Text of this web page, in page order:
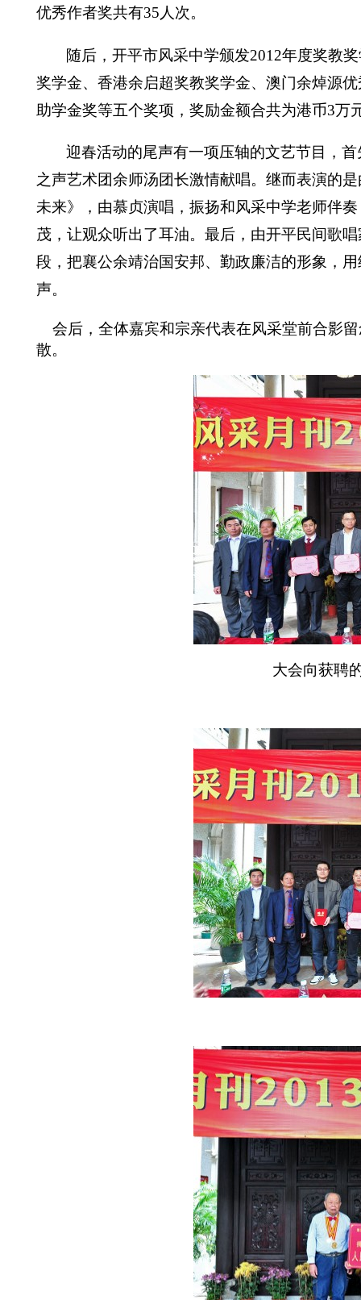
优秀作者奖共有35 人次。
随后，开平市风采中学颁发2012年度奖教
奖学金、香港余启超奖教奖学金、澳门余焯源
助学金奖等五个奖项，奖励金额合共为港币3万
迎春活动的尾声有一项压轴的文艺节目，
之声艺术团余师汤团长激情献唱。 继而表演的
未来》，由慕贞演唱，振扬和风采中学老师伴
茂，让观众听出了耳油。最后 ， 由开平民间歌
段 ，把襄公余靖治国安邦、勤政廉洁的形象，
声。
会后，全体嘉宾和宗亲代表在风采堂前合影
散。
大会向获聘